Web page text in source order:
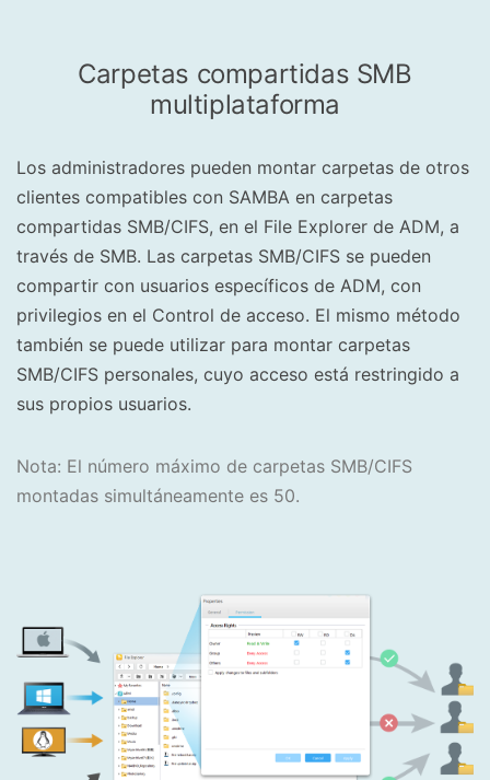
Carpetas compartidas SMB
multiplataforma
Los administradores pueden montar carpetas de otros
clientes compatibles con SAMBA en carpetas
compartidas SMB/CIFS, en el File Explorer de ADM, a
través de SMB. Las carpetas SMB/CIFS se pueden
compartir con usuarios específicos de ADM, con
privilegios en el Control de acceso. El mismo método
también se puede utilizar para montar carpetas
SMB/CIFS personales, cuyo acceso está restringido a
sus propios usuarios.
Nota: El número máximo de carpetas SMB/CIFS
montadas simultáneamente es 50.